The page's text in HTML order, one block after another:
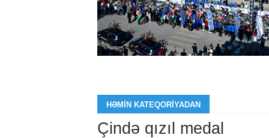
HƏMIN KATEQORIYADAN
Çində qızıl medal